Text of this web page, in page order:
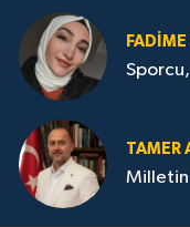
FADIME
TAMER
Milletin